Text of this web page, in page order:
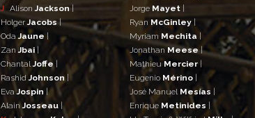
J Alison Jackson|
Holger Jacobs|
OdaJaune |
Zan Jbai|
Chantal Joffe |
RashidJohnson|
EvaJospin |
AlainJosseau |
Jorge Mayet |
Ryan McGinley |
Myriam Mechita |
JonathanMeese|
Mathieu Mercier |
Eugenio Mérino |
José Manuel Mesías |
Enrique Metinides |